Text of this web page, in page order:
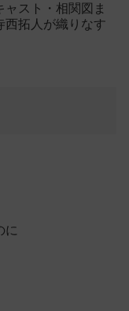
ャスト・相関図ま
西拓人が織りなす
に